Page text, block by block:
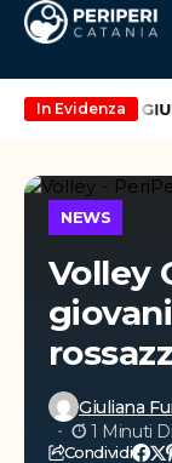
In Evidenza
D’ATENEO,
NEWS
Volley
Giuliana
1 Minuti
Condividi